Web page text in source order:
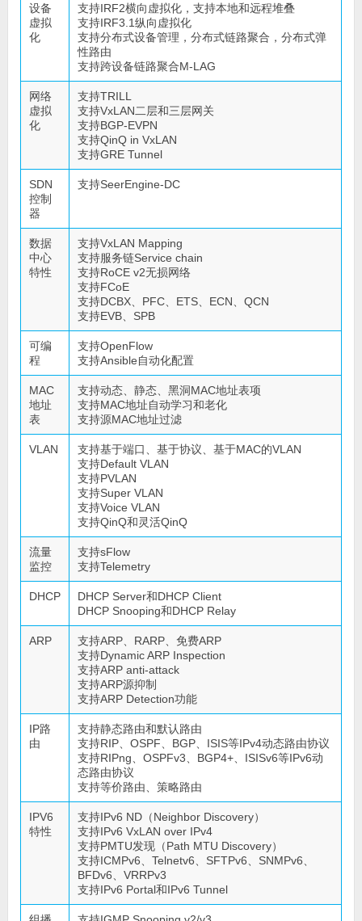
设备
虚拟
化
支持IRF2横向虚拟化，支持本地和远程堆叠
支持IRF3.1纵向虚拟化
支持分布式设备管理，分布式链路聚合，分布式弹
性路由
支持跨设备链路聚合M-LAG
网络
虚拟
化
支持TRILL
支持VxLAN二层和三层网关
支持BGP-EVPN
支持QinQ in VxLAN
支持GRE Tunnel
SDN
控制
器
支持SeerEngine-DC
数据
中心
特性
支持VxLAN Mapping
支持服务链Service chain
支持RoCE v2无损网络
支持FCoE
支持DCBX、PFC、ETS、ECN、QCN
支持EVB、SPB
可编
程
支持OpenFlow
支持Ansible自动化配置
MAC
地址
表
支持动态、静态、黑洞MAC地址表项
支持MAC地址自动学习和老化
支持源MAC地址过滤
VLAN
支持基于端口、基于协议、基于MAC的VLAN
支持Default VLAN
支持PVLAN
支持Super VLAN
支持Voice VLAN
支持QinQ和灵活QinQ
流量
监控
支持sFlow
支持Telemetry
DHCP
DHCP Server和DHCP Client
DHCP Snooping和DHCP Relay
ARP
支持ARP、RARP、免费ARP
支持Dynamic ARP Inspection
支持ARP anti-attack
支持ARP源抑制
支持ARP Detection功能
IP路
由
支持静态路由和默认路由
支持RIP、OSPF、BGP、ISIS等IPv4动态路由协议
支持RIPng、OSPFv3、BGP4+、ISISv6等IPv6动
态路由协议
支持等价路由、策略路由
IPV6
特性
支持IPv6 ND（Neighbor Discovery）
支持IPv6 VxLAN over IPv4
支持PMTU发现（Path MTU Discovery）
支持ICMPv6、Telnetv6、SFTPv6、SNMPv6、
BFDv6、VRRPv3
支持IPv6 Portal和IPv6 Tunnel